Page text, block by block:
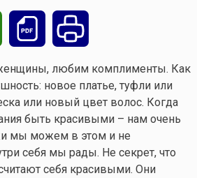
любим комплименты. Как
новое платье, туфли или
или новый цвет волос. Когда
быть красивыми – нам очень
мы можем в этом и не
себя мы рады. Не секрет, что
себя красивыми. Они